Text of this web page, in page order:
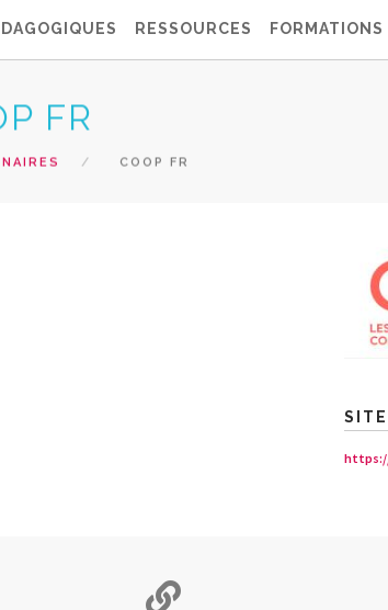
RESSOURCES FORMATIONS
FR
COOP FR